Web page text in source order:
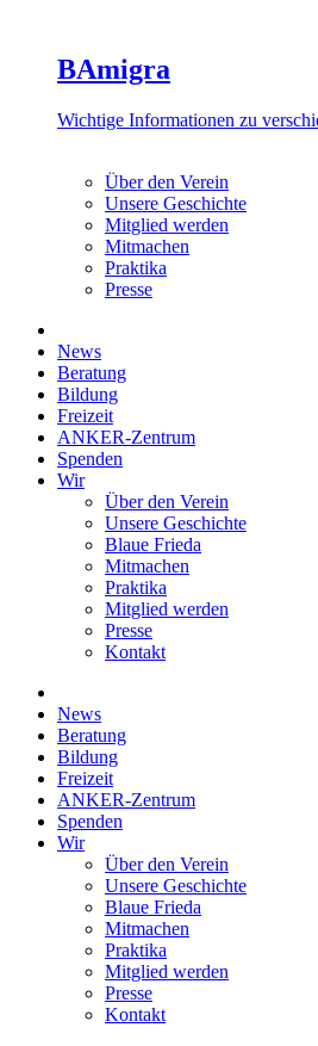
BAmigra
Wichtige Informationen zu
Über den Verein
Unsere Geschichte
Mitglied werden
Mitmachen
Praktika
Presse
News
Beratung
Bildung
Freizeit
ANKER-Zentrum
Spenden
Wir
Über den Verein
Unsere Geschichte
Blaue Frieda
Mitmachen
Praktika
Mitglied werden
Presse
Kontakt
News
Beratung
Bildung
Freizeit
ANKER-Zentrum
Spenden
Wir
Über den Verein
Unsere Geschichte
Blaue Frieda
Mitmachen
Praktika
Mitglied werden
Presse
Kontakt